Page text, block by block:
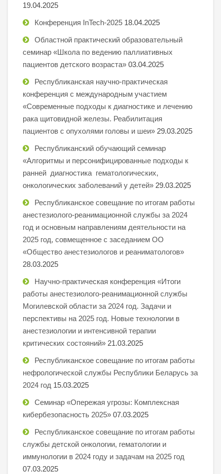
19.04.2025
Конференция InTech-2025 18.04.2025
Областной практический образовательный
семинар «Школа по ведению паллиативных
пациентов детского возраста» 03.04.2025
Республиканская научно-практическая
конференция с международным участием
«Современные подходы к диагностике и лечению
рака щитовидной железы. Реабилитация
пациентов с опухолями головы и шеи» 29.03.2025
Республиканский обучающий семинар
«Алгоритмы и персонифицированные подходы к
ранней диагностика гематологических,
онкологических заболеваний у детей» 29.03.2025
Республиканское совещание по итогам работы
анестезиолого-реанимационной службы за 2024
год и основным направлениям деятельности на
2025 год, совмещенное с заседанием ОО
«Общество анестезиологов и реаниматологов»
28.03.2025
Научно-практическая конференция «Итоги
работы анестезиолого-реанимационной службы
Могилевской области за 2024 год. Задачи и
перспективы на 2025 год. Новые технологии в
анестезиологии и интенсивной терапии
критических состояний» 21.03.2025
Республиканское совещание по итогам работы
нефрологической службы Республики Беларусь за
2024 год 15.03.2025
Семинар «Опережая угрозы: Комплексная
кибербезопасность 2025» 07.03.2025
Республиканское совещание по итогам работы
службы детской онкологии, гематологии и
иммунологии в 2024 году и задачам на 2025 год
07.03.2025